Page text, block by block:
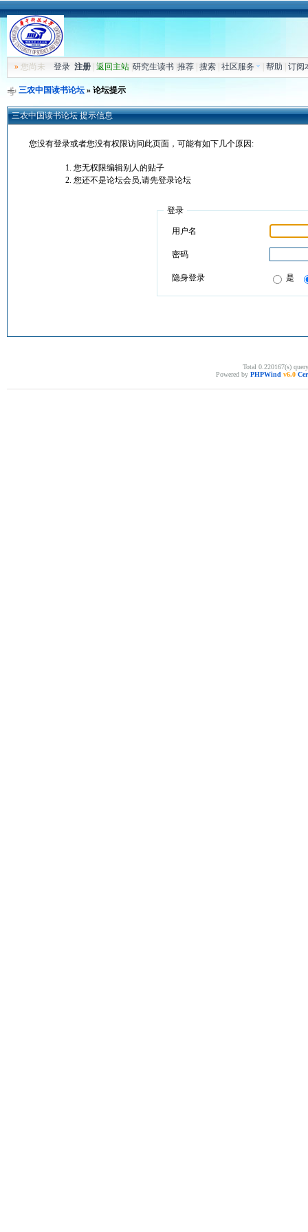
»您尚未 登录 注册| 返回主站| 研究生读书| 推荐| 搜索| 社区服务 帮助 订阅
三农中国读书论坛» 论坛提示
三农中国读书论坛 提示信息
您没有登录或者您没有权限访问此页面，可能有如下几个原因:
您无权限编辑别人的贴子
您还不是论坛会员,请先登录论坛
登录
用户名
密码
隐身登录 是
Total 0.220167(s)
Powered by PHPWind v6.0